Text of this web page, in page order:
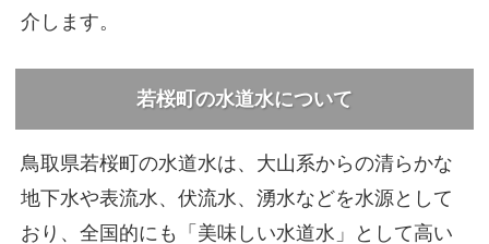
介します。
若桜町の水道水について
鳥取県若桜町の水道水は、大山系からの清らかな
地下水や表流水、伏流水、湧水などを水源として
おり、全国的にも「美味しい水道水」として高い